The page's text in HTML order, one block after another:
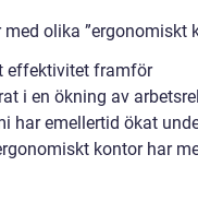
olika ”ergonomiskt
effektivitet framför
i en ökning av
har emellertid ökat
kontor har